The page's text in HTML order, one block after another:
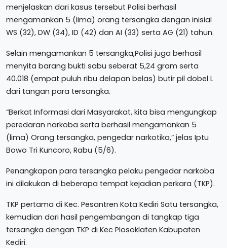
menjelaskan dari kasus tersebut Polisi berhasil
mengamankan 5 (lima) orang tersangka dengan inisial
WS (32), DW (34), ID (42) dan AI (33) serta AG (21) tahun.
Selain mengamankan 5 tersangka,Polisi juga berhasil
menyita barang bukti sabu seberat 5,24 gram serta
40.018 (empat puluh ribu delapan belas) butir pil dobel L
dari tangan para tersangka.
“Berkat Informasi dari Masyarakat, kita bisa mengungkap
peredaran narkoba serta berhasil mengamankan 5
(lima) Orang tersangka, pengedar narkotika,” jelas Iptu
Bowo Tri Kuncoro, Rabu (5/6).
Penangkapan para tersangka pelaku pengedar narkoba
ini dilakukan di beberapa tempat kejadian perkara (TKP).
TKP pertama di Kec. Pesantren Kota Kediri Satu tersangka,
kemudian dari hasil pengembangan di tangkap tiga
tersangka dengan TKP di Kec Plosoklaten Kabupaten
Kediri.